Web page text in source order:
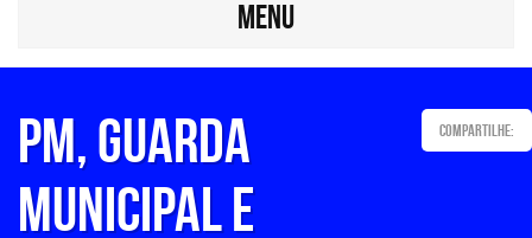
MENU
PM, GUARDA
MUNICIPAL E
Compartilhe: